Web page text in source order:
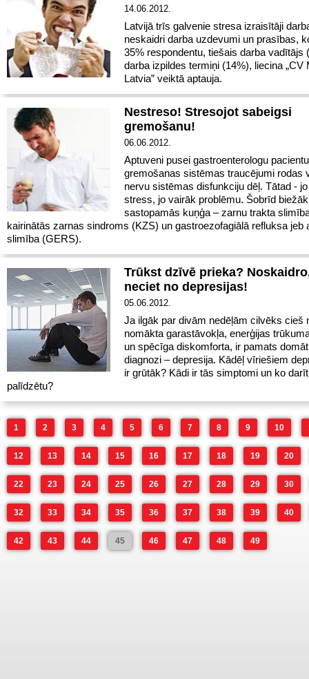
14.06.2012.
Latvijā trīs galvenie stresa izraisītāji
neskaidri darba uzdevumi un prasības,
35% respondentu, tiešais darba vadītājs
darba izpildes termiņi (14%), liecina „CV
Latvia” veiktā aptauja.
Nestreso! Stresojot sabeigsi
gremošanu!
06.06.2012.
Aptuveni pusei gastroenterologu pacientu
gremošanas sistēmas traucējumi rodas
nervu sistēmas disfunkciju dēļ. Tātad -
stress, jo vairāk problēmu. Šobrīd biežāk
sastopamās kuņģa – zarnu trakta
kairinātās zarnas sindroms (KZS) un gastroezofagiālā refluksa jeb
slimība (GERS).
Trūkst dzīvē prieka?
neciet no depresijas!
05.06.2012.
Ja ilgāk par divām nedēļām cilvēks cieš
nomākta garastāvokļa, enerģijas
un spēcīga diskomforta, ir pamats
diagnozi – depresija. Kādēļ vīriešiem
ir grūtāk? Kādi ir tās simptomi un ko
palīdzētu?
1 2 3 4 5 6 7 8 9 10
12 13 14 15 16 17 18 19 20
22 23 24 25 26 27 28 29 30
32 33 34 35 36 37 38 39 40
42 43 44 45 46 47 48 49